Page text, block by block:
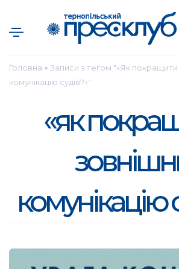
Головна ● Записи з тегом "«Як
комунікацію судів?»"
«як
комунікацію